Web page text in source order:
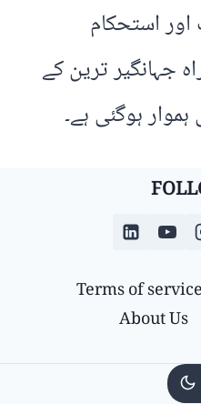
استحکام
جہانگیر ترین کے
ہوگئی ہے۔
Terms of service
About Us